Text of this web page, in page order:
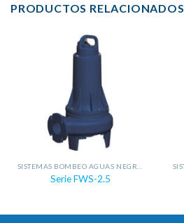
PRODUCTOS RELACIONADOS
Serie FWS-2.5